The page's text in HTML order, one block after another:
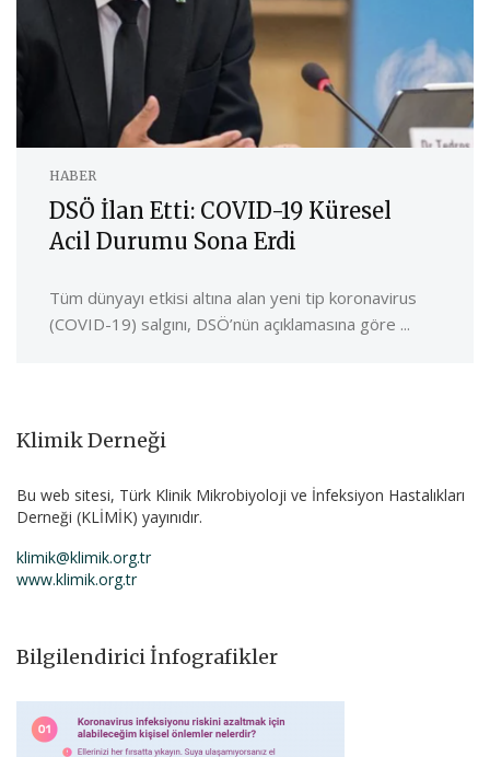
HABER
DSÖ İlan Etti: COVID-19 Küresel
Acil Durumu Sona Erdi
Tüm dünyayı etkisi altına alan yeni tip koronavirus
(COVID-19) salgını, DSÖ’nün açıklamasına göre ...
Klimik Derneği
Bu web sitesi, Türk Klinik Mikrobiyoloji ve İnfeksiyon Hastalıkları
Derneği (KLİMİK) yayınıdır.
klimik@klimik.org.tr
www.klimik.org.tr
Bilgilendirici İnfografikler